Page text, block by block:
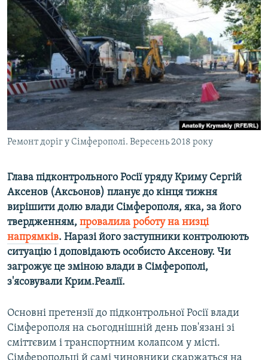
СПЕЦПРОЕКТИ
ДЕПОРТАЦІЯ
ВІДЕОУРОКИ «ELIFBE»
СВІДЧЕННЯ ОКУПАЦІЇ
УКРАЇНСЬКА ПРОБЛЕМА КРИМУ
ІНФОГРАФІКА
ЯК ОБІЙТИ БЛОКУВАННЯ
Русский
Qırımtatar
ДОЛУЧАЙСЯ!
Усі сайти RFE/RL
Ремонт доріг у Сімферополі. Вересень 2018 року
Глава підконтрольного Росії уряду Криму Сергій
Аксенов (Аксьонов) планує до кінця тижня
вирішити долю влади Сімферополя, яка, за його
твердженням, провалила роботу на низці
напрямків. Наразі його заступники контролюють
ситуацію і доповідають особисто Аксенову. Чи
загрожує це зміною влади в Сімферополі,
з'ясовували Крим.Реалії.
Основні претензії до підконтрольної Росії влади
Сімферополя на сьогоднішній день пов'язані зі
сміттєвим і транспортним колапсом у місті.